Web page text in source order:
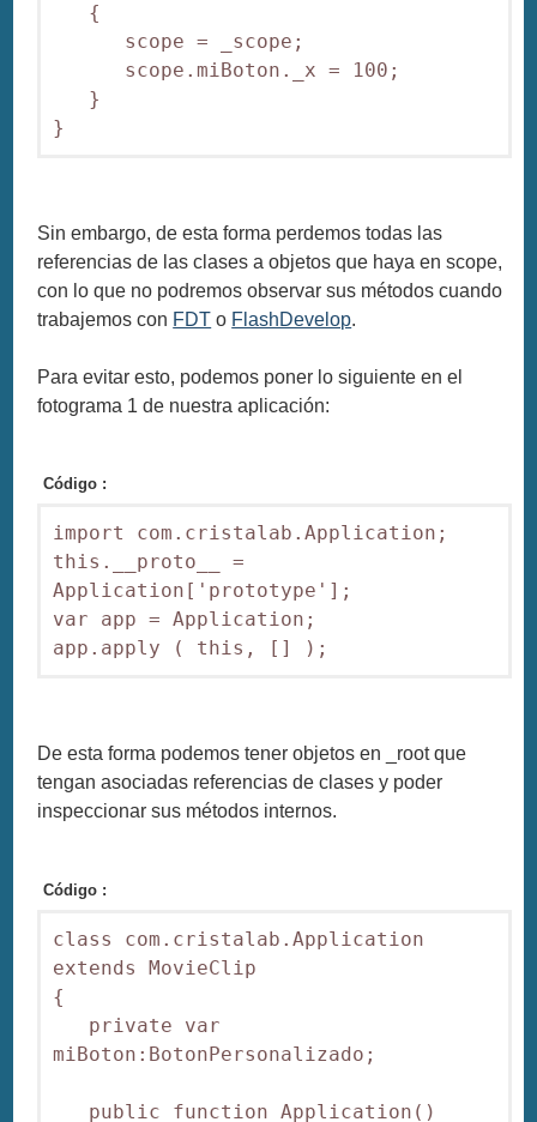
{
scope = _scope;
scope.miBoton._x = 100;
}
Sin embargo, de esta forma perdemos todas las
referencias de las clases a objetos que haya en scope,
con lo que no podremos observar sus métodos cuando
trabajemos con FDT o FlashDevelop.
Para evitar esto, podemos poner lo siguiente en el
fotograma 1 de nuestra aplicación:
Código :
import com.cristalab.Application;
this.__proto__ =
Application['prototype'];
var app = Application;
De esta forma podemos tener objetos en _root que
tengan asociadas referencias de clases y poder
inspeccionar sus métodos internos.
Código :
class com.cristalab.Application
extends MovieClip
{
private var
miBoton:BotonPersonalizado;
public function Application()